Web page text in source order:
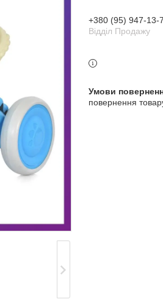
+380 (95) 947-13-
Відділ Продажу
повернення